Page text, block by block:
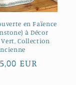
en Faïence
à Décor
Collection
EUR